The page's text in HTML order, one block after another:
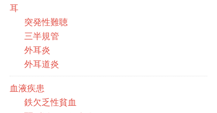
耳
突発性難聴
三半規管
外耳炎
外耳道炎
血液疾患
鉄欠乏性貧血